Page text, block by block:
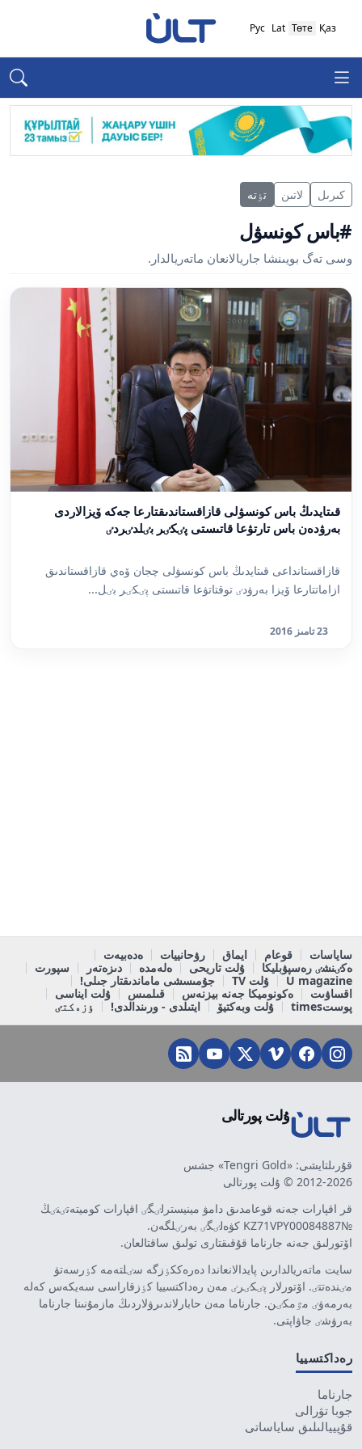
Қаз
Төте
Lat
Рус
كىرىل لاتىن تٶتە
#باس كونسۋل
وسى تەگ بويىنشا جاريالانعان ماتەريالدار.
قىتايدىڭ باس كونسۋلى قازاقستاندىقتارعا جەكە ۆيزالاردى
بەرۋدەن باس تارتۋعا قاتىستى پٸكٸر بٸلدٸردٸ
قازاقستانداعى قىتايدىڭ باس كونسۋلى چجان ۆەي قازاقستاندىق
ازاماتتارعا ۆيزا بەرۋدٸ توقتاتۋعا قاتىستى پٸكٸر بٸل...
23 تامىز 2016
ساياسات قوعام ايماق رۋحانييات
ەدەبيەت
ەكٸنشٸ رەسپۋبليكا
ۇلت تاريحى ەلەمدە دىزەتەر
سپورت
U magazine
ۇلت TV
جۇمىسشى ماماندىقتار جىلى!
اقساۋىت
ەكونوميكا جەنە بيزنەس قىلمىس
ۇلت ايناسى
پوستtimes
ۇلت وبەكتيۆ ايتىلدى - ورىندالدى! ٶزەكتٸ
ۇلت پورتالى
قۇرىلتايشى: «Tengri Gold» جشس
2012-2026 © ۇلت پورتالى
قر اقپارات جەنە قوعامدىق دامۋ مينيسترلٸگٸ اقپارات كوميتەتٸنٸڭ
№KZ71VPY00084887 كۋەلٸگٸ بەرٸلگەن.
اۆتورلىق جەنە جارناما قۇقىقتارى تولىق ساقتالعان.
سايت ماتەريالدارىن پايدالانعاندا دەرەككٶزگە سٸلتەمە كٶرسەتۋ
مٸندەتتٸ. اۆتورلار پٸكٸرٸ مەن رەداكتسييا كٶزقاراسى سەيكەس كەلە
بەرمەۋٸ مٷمكٸن. جارناما مەن حابارلاندىرۋلاردىڭ مازمۇنىنا جارناما
بەرۋشٸ جاۋاپتى.
رەداكتسييا
جارناما
جوبا تۋرالى
قۇپييالىلىق ساياساتى